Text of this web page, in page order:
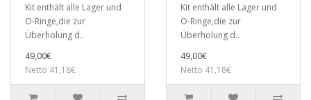
Kit enthält alle Lager und
O-Ringe,die zur
Überholung d..
49,00€
Netto 41,18€
Kit enthält alle Lager und
O-Ringe,die zur
Überholung d..
49,00€
Netto 41,18€